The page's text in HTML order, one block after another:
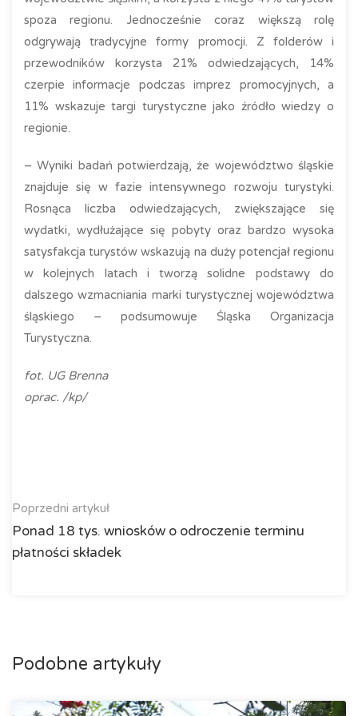
spoza regionu. Jednocześnie coraz większą rolę
odgrywają tradycyjne formy promocji. Z folderów i
przewodników korzysta 21% odwiedzających, 14%
czerpie informacje podczas imprez promocyjnych, a
11% wskazuje targi turystyczne jako źródło wiedzy o
regionie.
– Wyniki badań potwierdzają, że województwo śląskie
znajduje się w fazie intensywnego rozwoju turystyki.
Rosnąca liczba odwiedzających, zwiększające się
wydatki, wydłużające się pobyty oraz bardzo wysoka
satysfakcja turystów wskazują na duży potencjał regionu
w kolejnych latach i tworzą solidne podstawy do
dalszego wzmacniania marki turystycznej województwa
śląskiego – podsumowuje Śląska Organizacja
Turystyczna.
fot. UG Brenna
oprac. /kp/
Poprzedni artykuł
Ponad 18 tys. wniosków o odroczenie terminu
płatności składek
Podobne artykuły